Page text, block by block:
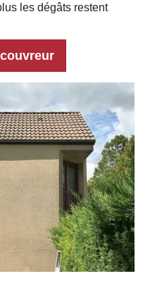
les dégâts restent